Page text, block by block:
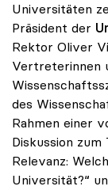
Universitäten
Präsident der
Rektor Oliver
Vertreterinnen
des
Rahmen einer
Diskussion zum
Relevanz:
Universität?“